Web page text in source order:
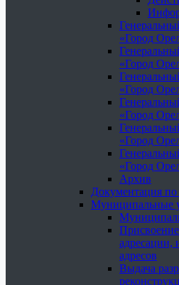
«Город
«Город
«Город
«Город
«Город
«Город
Архив
Документация по
Муниципальные
адресации,
адресов
Выдача